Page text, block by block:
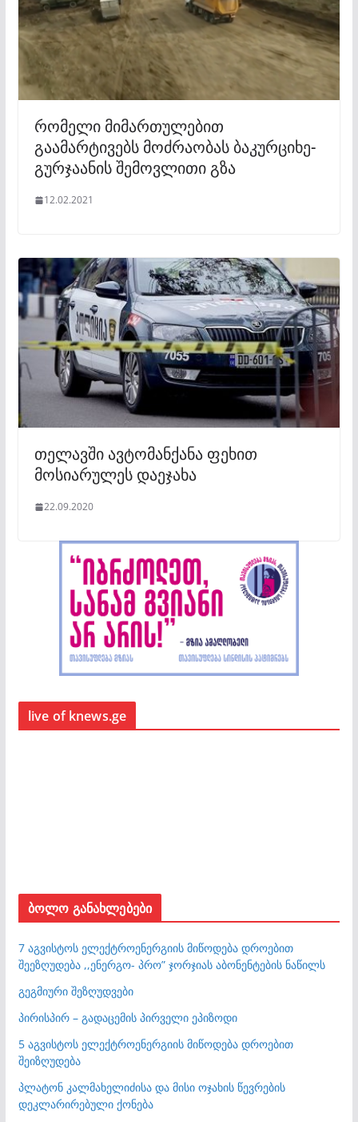
რომელი მიმართულებით
გაამარტივებს მოძრაობას ბაკურციხე-
გურჯაანის შემოვლითი გზა
12.02.2021
თელავში ავტომანქანა ფეხით
მოსიარულეს დაეჯახა
22.09.2020
live of knews.ge
ბოლო განახლებები
7 აგვისტოს ელექტროენერგიის მიწოდება დროებით
შეეზღუდება ,,ენერგო- პრო” ჯორჯიას აბონენტების ნაწილს
გეგმიური შეზღუდვები
პირისპირ – გადაცემის პირველი ეპიზოდი
5 აგვისტოს ელექტროენერგიის მიწოდება დროებით
შეიზღუდება
პლატონ კალმახელიძისა და მისი ოჯახის წევრების
დეკლარირებული ქონება